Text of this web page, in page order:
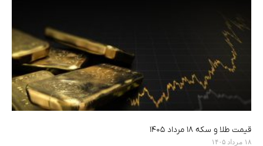
قیمت طلا و سکه ۱۸ مرداد ۱۴۰۵
۱۸ مرداد ۱۴۰۵